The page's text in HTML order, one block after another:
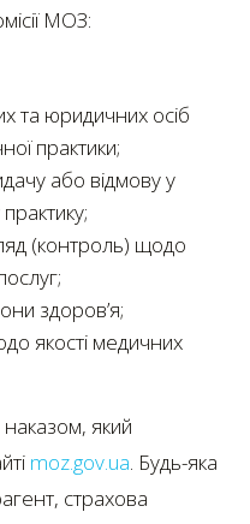
МОЗ:
та юридичних осіб
практики;
або відмову у
(контроль) щодо
здоров’я;
якості медичних
який
moz.gov.ua. Будь-яка
страхова